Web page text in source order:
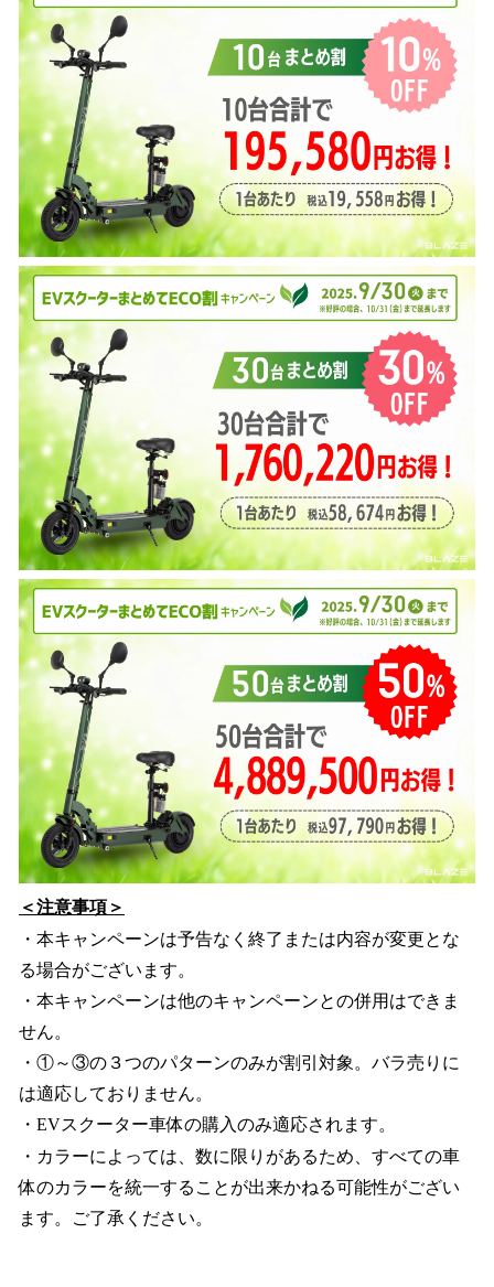
＜注意事項＞
・本キャンペーンは予告なく終了または内容が変更とな
る場合がございます。
・本キャンペーンは他のキャンペーンとの併用はできま
せん。
・①～③の３つのパターンのみが割引対象。バラ売りに
は適応しておりません。
・EVスクーター車体の購入のみ適応されます。
・カラーによっては、数に限りがあるため、すべての車
体のカラーを統一することが出来かねる可能性がござい
ます。ご了承ください。